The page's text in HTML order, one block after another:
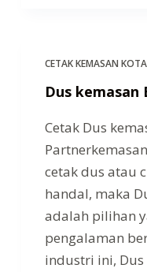
CETAK KEMASAN KOTA
Dus kemasan
Cetak Dus
cetak dus atau
handal, maka
adalah pilihan
pengalaman
industri ini,